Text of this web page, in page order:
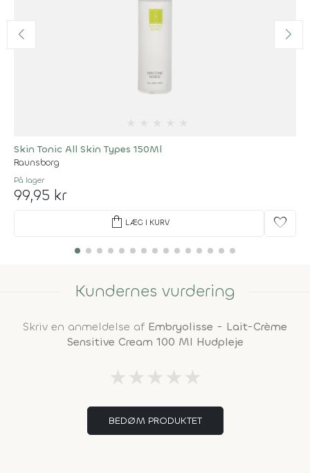
Skin Tonic All Skin Types 150Ml
Raunsborg
På lager
99,95 kr
shopping_bag LÆG I KURV favorite
Kundernes vurdering
Skriv en anmeldelse af Embryolisse - Lait-Crème
Sensitive Cream 100 Ml Hudpleje
★ ★ ★ ★ ★
BEDØM PRODUKTET